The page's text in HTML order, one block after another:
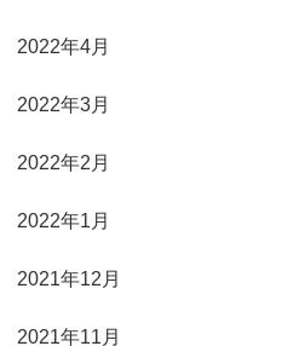
2022年4月
2022年3月
2022年2月
2022年1月
2021年12月
2021年11月